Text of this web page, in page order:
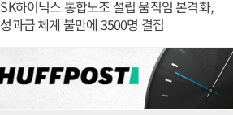
SK하이닉스 통합노조 설립 움직임 본격화,
성과급 체계 불만에 3500명 결집